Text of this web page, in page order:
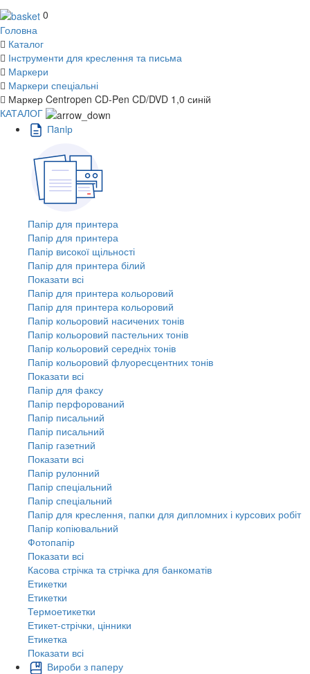
0
Головна
Каталог
Інструменти для креслення та письма
Маркери
Маркери спеціальні
Маркер Centropen CD-Pen CD/DVD 1,0 синій
КАТАЛОГ
Пaпiр
Папір для принтера
Папір для принтера
Папір високої щільності
Папір для принтера білий
Показати всі
Папір для принтера кольоровий
Папір для принтера кольоровий
Папір кольоровий насичених тонів
Папір кольоровий пастельних тонів
Папір кольоровий середніх тонів
Папір кольоровий флуоресцентних тонів
Показати всі
Папір для факсу
Папір перфорований
Папір писальний
Папір писальний
Папір газетний
Показати всі
Папір рулонний
Папір спеціальний
Папір спеціальний
Папір для креслення, папки для дипломних і курсових робіт
Папір копіювальний
Фотопапір
Показати всі
Касова стрічка та стрічка для банкоматів
Етикетки
Етикетки
Термоетикетки
Етикет-стрічки, цінники
Етикетка
Показати всі
Вироби з паперу